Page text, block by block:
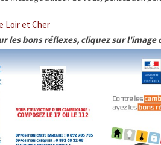
Loir et Cher
les bons réflexes, cliquez sur l'image